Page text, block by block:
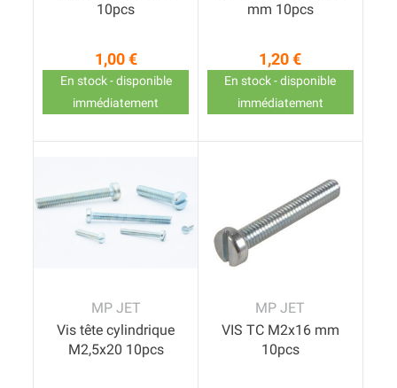
10pcs
Prix
1,00 €
En stock - disponible
immédiatement
mm 10pcs
Prix
1,20 €
En stock - disponible
immédiatement
MP JET
Vis tête cylindrique
M2,5x20 10pcs
MP JET
VIS TC M2x16 mm
10pcs